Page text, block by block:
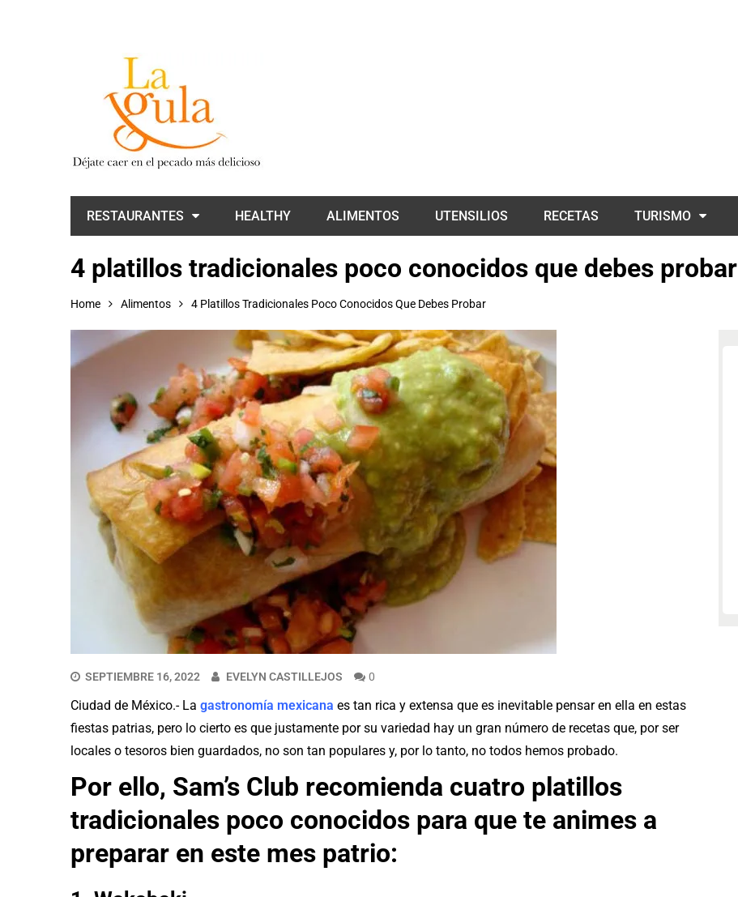
RESTAURANTES HEALTHY ALIMENTOS UTENSILIOS RECETAS TURISMO
4 platillos tradicionales poco conocidos que debes probar
Home Alimentos 4 Platillos Tradicionales Poco Conocidos Que Debes Probar
SEPTIEMBRE 16, 2022 EVELYN CASTILLEJOS 0
Ciudad de México.- La gastronomía mexicana es tan rica y extensa que es inevitable pensar en ella en estas
fiestas patrias, pero lo cierto es que justamente por su variedad hay un gran número de recetas que, por ser
locales o tesoros bien guardados, no son tan populares y, por lo tanto, no todos hemos probado.
Por ello, Sam’s Club recomienda cuatro platillos
tradicionales poco conocidos para que te animes a
preparar en este mes patrio: